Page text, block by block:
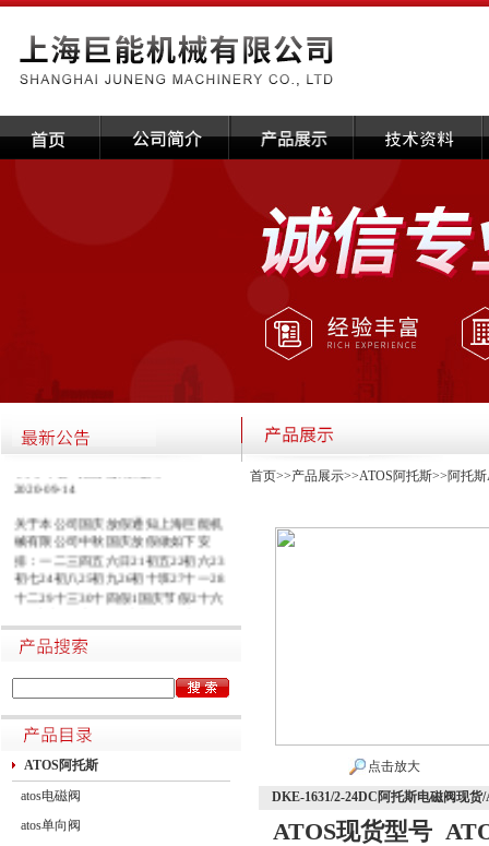
2020-09-14
械有限公司中秋国庆放假做如下安
排：一二三四五六日21初五22初六23
初七24初八25初九26初十班27十一28
十二29十三30十四假1国庆节假2十六
假3十七假4十八假5十九假6二十假7
廿一假8廿二9廿三班10廿四11廿五10
月1日~8日放假调休，共8天。9月27
日（星期日）、10月10日（星期六）
上班。在此期间如有进口产品需要采
购的客户，为避免您的货期受到影
响，请提前安排订货事宜。高速规定
如下1.高速免费规定时间：2020年10
ATOS阿托斯
atos电磁阀
atos单向阀
首页>>产品展示>>ATOS阿托斯>>阿托
点击放大
DKE-1631/2-24DC阿托斯电磁阀现货
ATOS现货型号